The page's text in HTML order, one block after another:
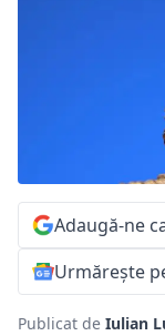
Adaugă-ne
Urmărește
Publicat de Iulian